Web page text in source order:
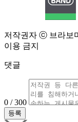
저작권자 ⓒ 브라보
이용 금지
댓글
0 / 300